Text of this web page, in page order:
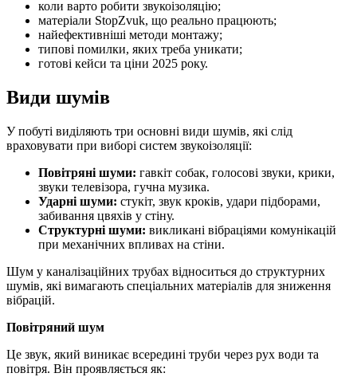
коли варто робити звукоізоляцію;
матеріали StopZvuk, що реально працюють;
найефективніші методи монтажу;
типові помилки, яких треба уникати;
готові кейси та ціни 2025 року.
Види шумів
У побуті виділяють три основні види шумів, які слід
враховувати при виборі систем звукоізоляції:
Повітряні шуми: гавкіт собак, голосові звуки, крики,
звуки телевізора, гучна музика.
Ударні шуми: стукіт, звук кроків, удари підборами,
забивання цвяхів у стіну.
Структурні шуми: викликані вібраціями комунікацій
при механічних впливах на стіни.
Шум у каналізаційних трубах відноситься до структурних
шумів, які вимагають спеціальних матеріалів для зниження
вібрацій.
Повітряний шум
Це звук, який виникає всередині труби через рух води та
повітря. Він проявляється як: